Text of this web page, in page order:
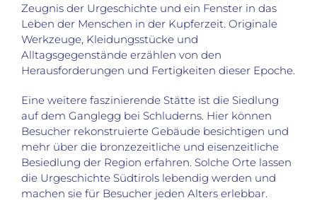
Zeugnis der Urgeschichte und ein Fenster in das
Leben der Menschen in der Kupferzeit. Originale
Werkzeuge, Kleidungsstücke und
Alltagsgegenstände erzählen von den
Herausforderungen und Fertigkeiten dieser Epoche.
Eine weitere faszinierende Stätte ist die Siedlung
auf dem Ganglegg bei Schluderns. Hier können
Besucher rekonstruierte Gebäude besichtigen und
mehr über die bronzezeitliche und eisenzeitliche
Besiedlung der Region erfahren. Solche Orte lassen
die Urgeschichte Südtirols lebendig werden und
machen sie für Besucher jeden Alters erlebbar.